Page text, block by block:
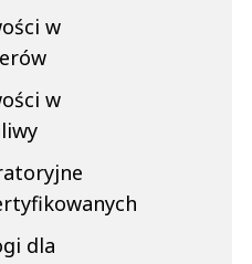
w
w
dla